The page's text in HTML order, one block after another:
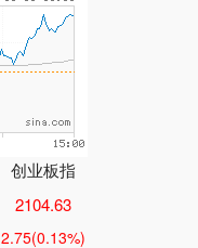
创业板指
2104.63
2.75(0.13%)